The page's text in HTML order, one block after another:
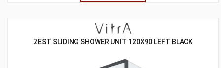
ZEST SLIDING SHOWER UNIT 120X90 LEFT BLACK